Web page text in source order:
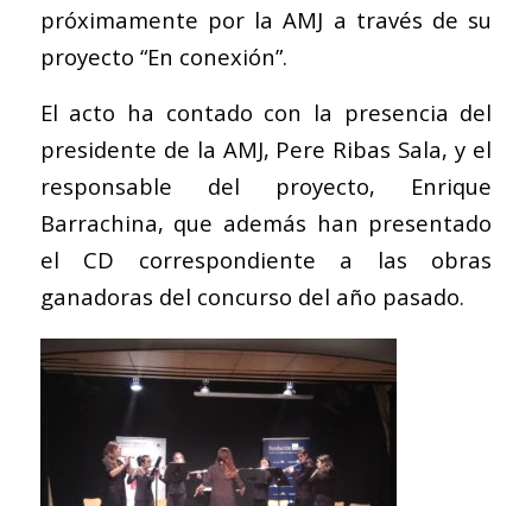
próximamente por la AMJ a través de su
proyecto “En conexión”.
El acto ha contado con la presencia del
presidente de la AMJ, Pere Ribas Sala, y el
responsable del proyecto, Enrique
Barrachina, que además han presentado
el CD correspondiente a las obras
ganadoras del concurso del año pasado.